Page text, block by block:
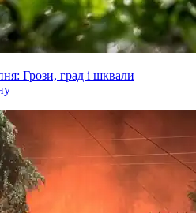
Грози, град і шквали